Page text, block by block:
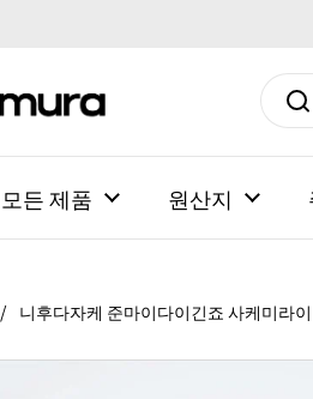
모든 제품 원산지
/ 니후다자케 준마이다이긴죠 사케미라